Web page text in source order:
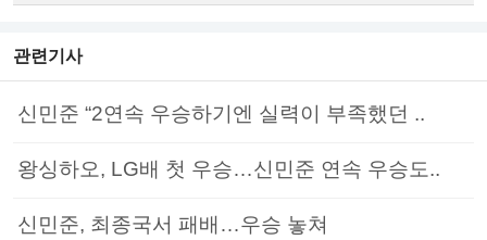
관련기사
신민준 “2연속 우승하기엔 실력이 부족했던 ..
왕싱하오, LG배 첫 우승…신민준 연속 우승도..
신민준, 최종국서 패배…우승 놓쳐